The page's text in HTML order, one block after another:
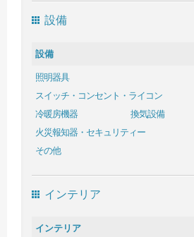
設備
設備
照明器具
スイッチ・コンセント・ライコン
冷暖房機器
換気設備
火災報知器・セキュリティー
その他
インテリア
インテリア